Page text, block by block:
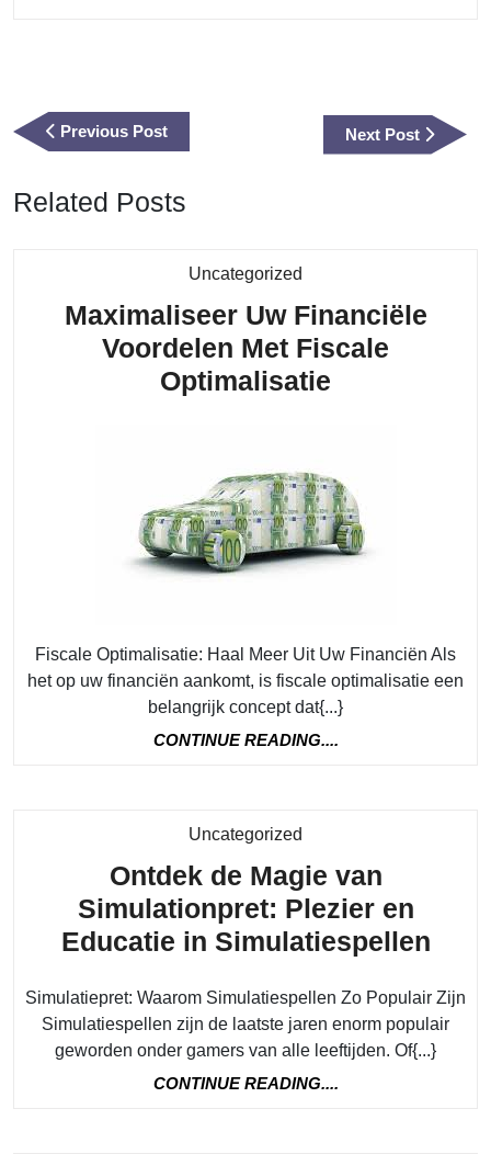
Previous PostPrevious
Post
Next Post
Next
Post
Related Posts
Uncategorized
Maximaliseer Uw Financiële
Voordelen Met Fiscale
Optimalisatie
Voordelen
Met
Fiscale
Fiscale Optimalisatie: Haal Meer Uit Uw Financiën Als
het op uw financiën aankomt, is fiscale optimalisatie een
belangrijk concept dat{...}
CONTINUE READING....
Uncategorized
Ontdek de Magie van
Simulationpret: Plezier en
Educatie in Simulatiespellen
van
Simulatiepret: Waarom Simulatiespellen Zo Populair Zijn
Simulatiespellen zijn de laatste jaren enorm populair
geworden onder gamers van alle leeftijden. Of{...}
CONTINUE READING....